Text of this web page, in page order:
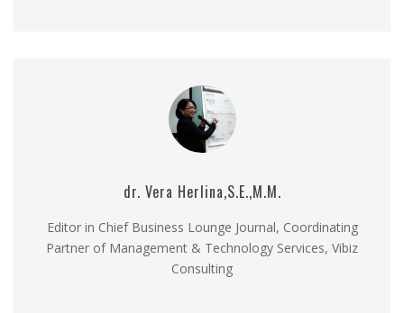
dr. Vera Herlina,S.E.,M.M.
Editor in Chief Business Lounge Journal, Coordinating
Partner of Management & Technology Services, Vibiz
Consulting